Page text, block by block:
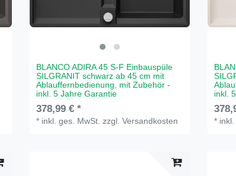
BLANCO ADIRA 45 S-F Einbauspüle
SILGRANIT schwarz ab 45 cm mit
Ablauffernbedienung, mit Zubehör -
inkl. 5 Jahre Garantie
378,99 € *
* inkl. ges. MwSt. zzgl.Versandkosten
inkl.
*